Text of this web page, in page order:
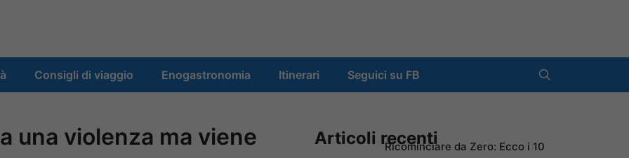
Consigli di viaggio Enogastronomia Itinerari Seguici su FB
una violenza ma viene
Articoli recentiRicominciare da Zero: Ecco i 10